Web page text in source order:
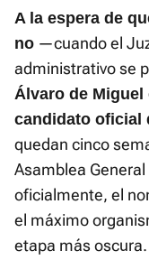
A la espera de
no —cuando el
administrativo se
Álvaro de Miguel
candidato oficial
quedan cinco
Asamblea
oficialmente, el
el máximo
etapa más